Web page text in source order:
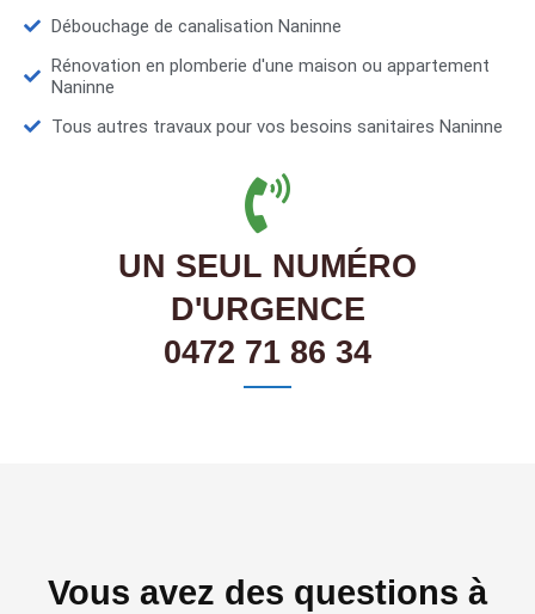
Débouchage de canalisation Naninne
Rénovation en plomberie d'une maison ou appartement
Naninne
Tous autres travaux pour vos besoins sanitaires Naninne
UN SEUL NUMÉRO
D'URGENCE
0472 71 86 34
Vous avez des questions à